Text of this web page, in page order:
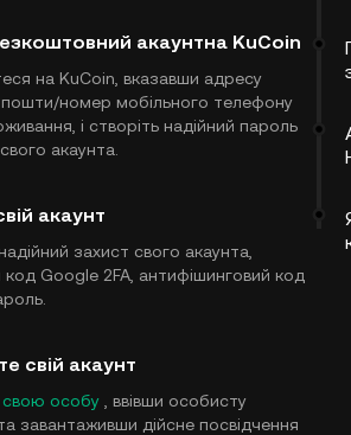
акаунт​на KuCoin
на KuCoin, вказавши адресу
пошти/номер мобільного телефону
і створіть надійний пароль
акаунта.
акаунт
захист свого акаунта,
Google 2FA, антифішинговий код
свій акаунт
свою особу
, ввівши особисту
завантаживши дійсне посвідчення